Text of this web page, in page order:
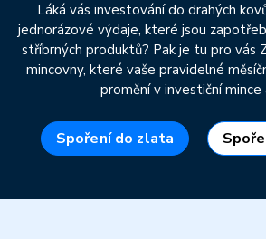
Láká vás investování do drahých
jednorázové výdaje, které jsou
stříbrných produktů? Pak je tu pro vás
mincovny, které vaše pravidelné
promění v investiční mince
Spoření do zlata